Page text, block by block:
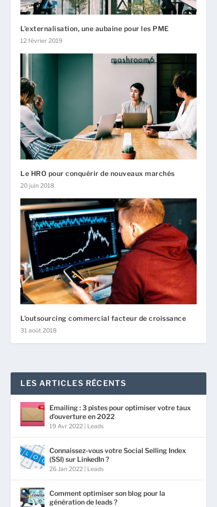
L’externalisation, une aubaine pour les PME
12 février 2019
Le HRO pour conquérir de nouveaux marchés
20 juin 2018
L’outsourcing commercial facteur de croissance
31 août 2018
LES ARTICLES RÉCENTS
Emailing : 3 pistes pour optimiser votre taux
d’ouverture en 2022
19 Avr 2022 Leads
Connaissez-vous votre Social Selling Index
(SSI) sur LinkedIn ?
26 Jan 2022 Leads
Comment optimiser son blog pour la
génération de leads ?